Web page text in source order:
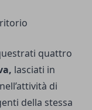
quattro
lasciati in
di
della stessa